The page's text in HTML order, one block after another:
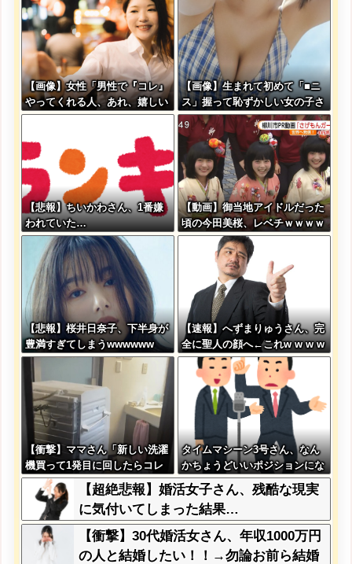
【画像】女性「男性で『コレ』
やってくれる人、あれ、嬉しい
ですw」→まさかの行為がこち
【画像】生まれて初めて「■ニ
ス」握って恥ずかしい女の子さ
んwww
【悲報】ちいかわさん、1番嫌
われていた…
【動画】御当地アイドルだった
頃の今田美桜、レベチｗｗｗｗ
ｗｗｗｗｗｗｗｗｗｗｗｗｗｗ
【悲報】桜井日奈子、下半身が
豊満すぎてしまうwwwwww
【速報】へずまりゅうさん、完
全に聖人の顔へ←これw w w w
w w w w
【衝撃】ママさん「新しい洗濯
機買って1発目に回したらコレ
w」
タイムマシーン3号さん、なん
かちょうどいいポジションにな
る
【超絶悲報】婚活女子さん、残酷な現実
に気付いてしまった結果…
【衝撃】30代婚活女さん、年収1000万円
の人と結婚したい！！→勿論お前ら結婚